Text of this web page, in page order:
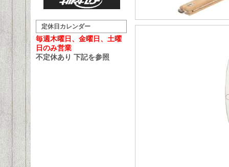
定休日カレンダー
毎週木曜日、金曜日、土曜
日のみ営業
不定休あり 下記を参照